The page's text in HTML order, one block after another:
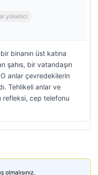
yönetici
binanın üst katına
şahıs, bir vatandaşın
anlar çevredekilerin
Tehlikeli anlar ve
refleksi, cep telefonu
olmalısınız.